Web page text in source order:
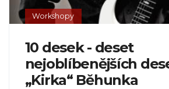
Workshopy
10 desek - deset
nejoblíbenějších
„Kirka“ Běhunka